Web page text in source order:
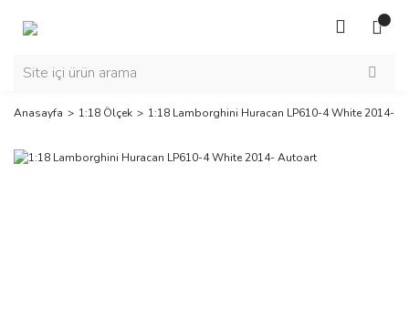
Anasayfa 1:18 Ölçek 1:18 Lamborghini Huracan LP610-4 White 2014-